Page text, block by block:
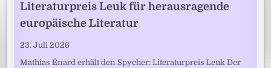
Literaturpreis Leuk für herausragende
europäische Literatur
23. Juli 2026
Mathias Énard erhält den Spycher: Literaturpreis Leuk Der